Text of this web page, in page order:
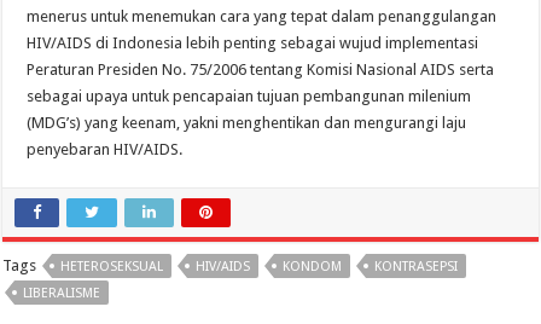
menerus untuk menemukan cara yang tepat dalam penanggulangan
HIV/AIDS di Indonesia lebih penting sebagai wujud implementasi
Peraturan Presiden No. 75/2006 tentang Komisi Nasional AIDS serta
sebagai upaya untuk pencapaian tujuan pembangunan milenium
(MDG’s) yang keenam, yakni menghentikan dan mengurangi laju
penyebaran HIV/AIDS.
Tags HETEROSEKSUAL HIV/AIDS KONDOM
KONTRASEPSI
LIBERALISME